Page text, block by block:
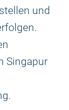
und
Singapur